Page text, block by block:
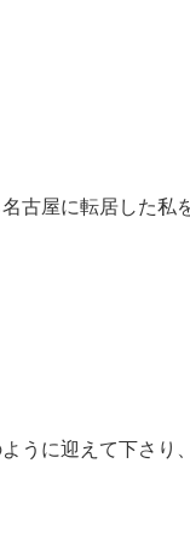
古屋に転居した私
うに迎えて下さり